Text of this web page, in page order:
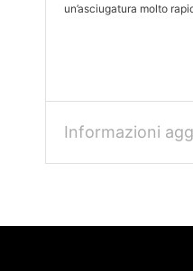
un’asciugatura molto
Informazioni